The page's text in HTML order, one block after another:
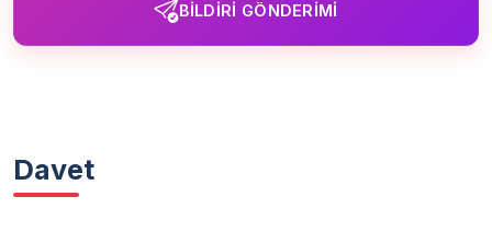
BILDIRI GÖNDERIMI
Davet